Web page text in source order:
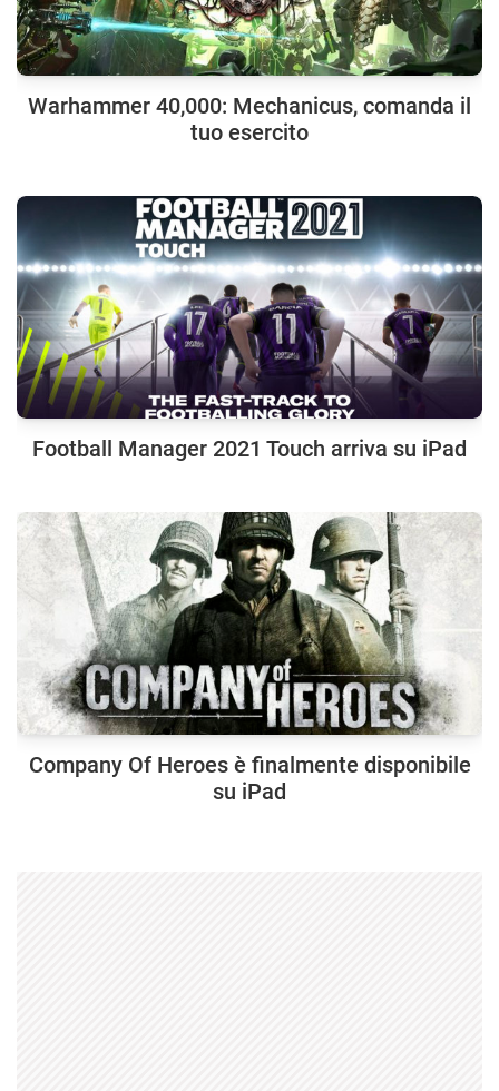
Warhammer 40,000: Mechanicus, comanda il
tuo esercito
Football Manager 2021 Touch arriva su iPad
Company Of Heroes è finalmente disponibile
su iPad